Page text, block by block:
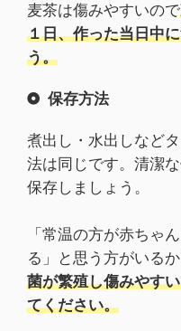
麦茶は傷みやすいので
１日、作った当日中
う。
保存方法
煮出し・水出しなど
法は同じです。清潔
保存しましょう。
「常温の方が赤ちゃ
る」と思う方がいる
菌が繁殖し傷みやす
てください。